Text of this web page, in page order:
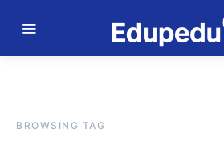
BROWSING TAG